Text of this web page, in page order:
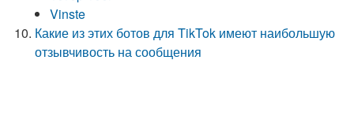
Vinste
Какие из этих ботов для TikTok имеют наибольшую
отзывчивость на сообщения